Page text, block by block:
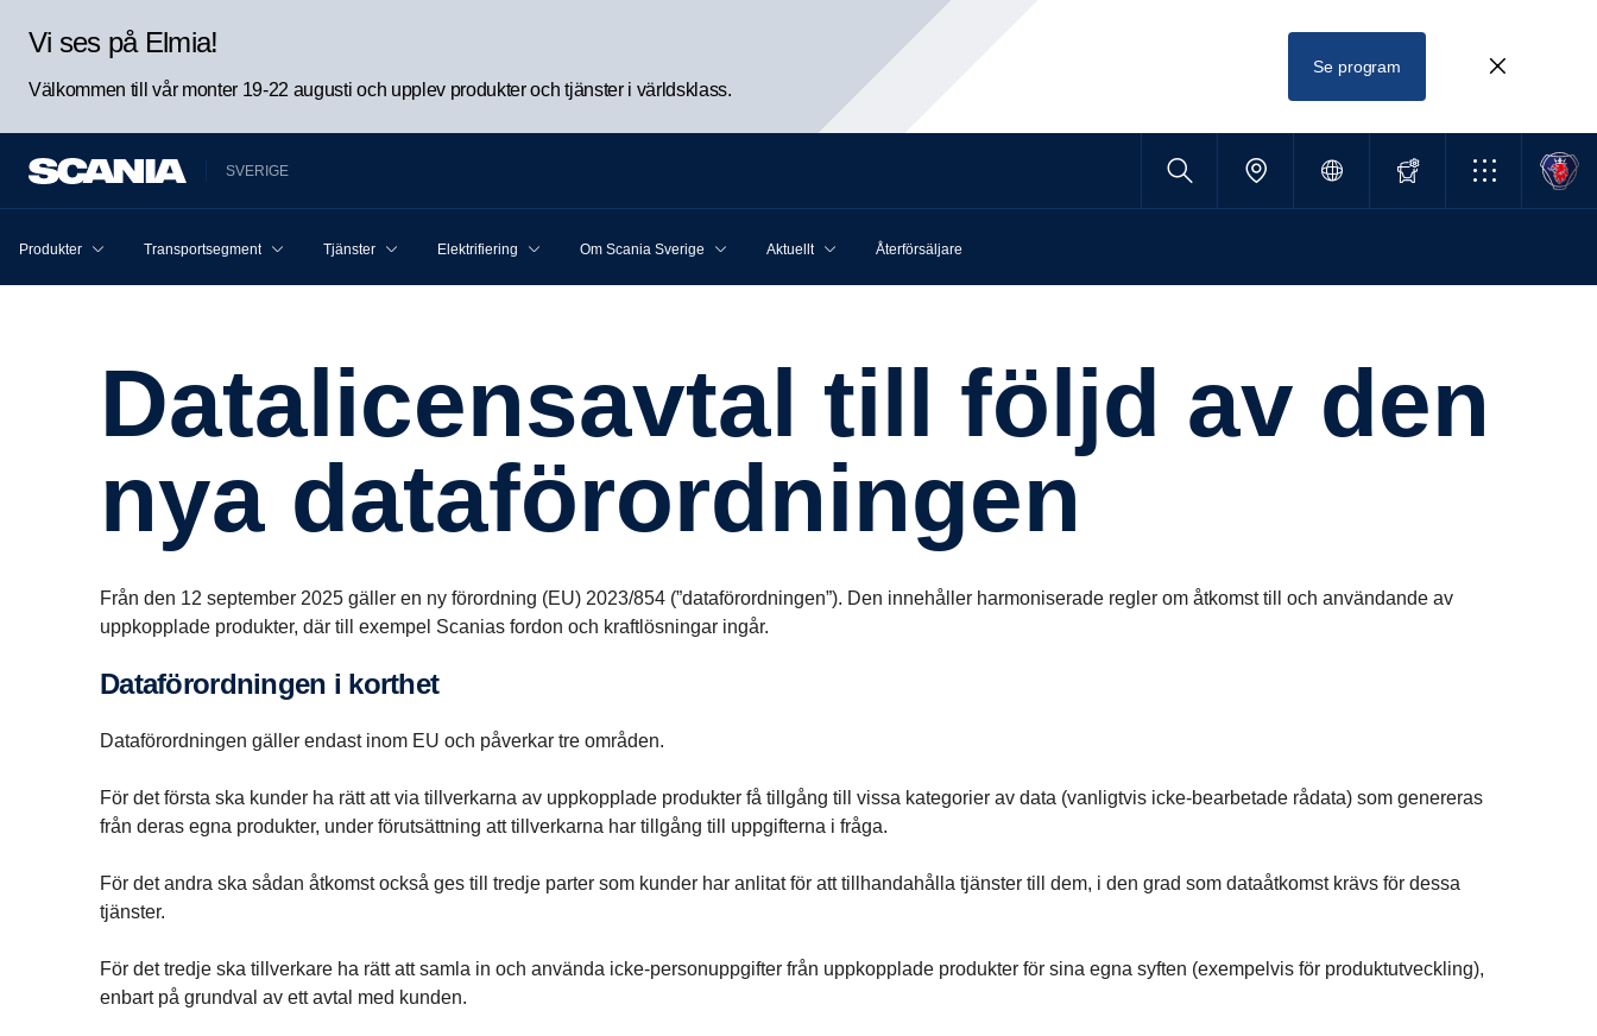
Vi ses på Elmia!
Välkommen till vår monter 19-22 augusti och upplev produkter och tjänster i världsklass.
Se program
SVERIGE
Produkter Transportsegment Tjänster Elektrifiering Om Scania Sverige Aktuellt Återförsäljare
Datali­cens­avtal till följd av den
nya dataför­ord­ningen
Från den 12 september 2025 gäller en ny förordning (EU) 2023/854 (”dataförordningen”). Den innehåller harmoniserade regler om åtkomst till och användande av
uppkopplade produkter, där till exempel Scanias fordon och kraftlösningar ingår.
Dataförordningen i korthet
Dataförordningen gäller endast inom EU och påverkar tre områden.
För det första ska kunder ha rätt att via tillverkarna av uppkopplade produkter få tillgång till vissa kategorier av data (vanligtvis icke-bearbetade rådata) som genereras
från deras egna produkter, under förutsättning att tillverkarna har tillgång till uppgifterna i fråga.
För det andra ska sådan åtkomst också ges till tredje parter som kunder har anlitat för att tillhandahålla tjänster till dem, i den grad som dataåtkomst krävs för dessa
tjänster.
För det tredje ska tillverkare ha rätt att samla in och använda icke-personuppgifter från uppkopplade produkter för sina egna syften (exempelvis för produktutveckling),
enbart på grundval av ett avtal med kunden.